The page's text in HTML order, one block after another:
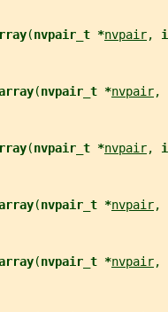
(nvpair_t *nvpair,
(nvpair_t *nvpair,
(nvpair_t *nvpair,
(nvpair_t *nvpair,
(nvpair_t *nvpair,